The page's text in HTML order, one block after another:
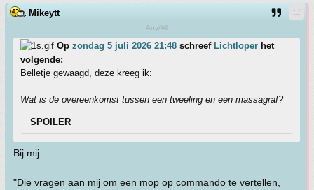
Mikeytt
Any/All
Op zondag 5 juli 2026 21:48 schreef Lichtloper het
volgende:
Belletje gewaagd, deze kreeg ik:
Wat is de overeenkomst tussen een tweeling en een massagraf?
SPOILER
Bij mij:
"Die vragen aan mij om een mop op commando te vertellen,